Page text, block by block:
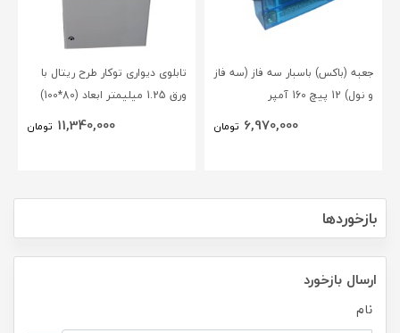
جعبه (باکس) باسبار سه فاز (سه فاز
و نول) 12 پیچ 160 آمپر
6,970,000 تومان
تابلوی دیواری توکار طرح ریتال با
ورق 1.25 میلیمتر ابعاد (80*100)
11,340,000 تومان
بازخوردها
ارسال بازخورد
نام